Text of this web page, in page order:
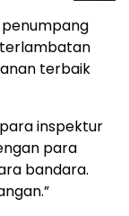
terbaik
inspektur
para
bandara.